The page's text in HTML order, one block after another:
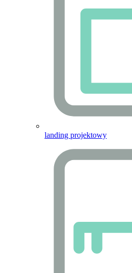
landing projektowy